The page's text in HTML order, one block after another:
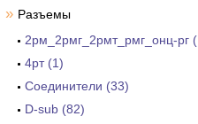
» Разъемы
2рм_2рмг_2рмт_рмг_онц-рг
4рт (1)
Cоединители (33)
D-sub (82)